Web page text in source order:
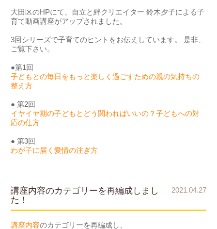
大田区のHPにて、自立と絆クリエイター 鈴木夕子による子
育て動画講座がアップされました。
3回シリーズで子育てのヒントをお伝えしています。 是非、
ご覧下さい。
●第1回
子どもとの毎日をもっと楽しく過ごすための親の気持ちの
整え方
● 第2回
イヤイヤ期の子どもとどう関わればいいの？子どもへの対
応の仕方
● 第3回
わが子に届く愛情の注ぎ方
2021.04.27
講座内容のカテゴリーを再編成しまし
た！
講座内容のカテゴリーを再編成し、